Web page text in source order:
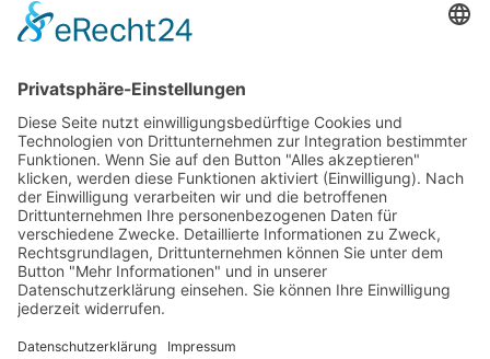
Personen
Nationale Kooperationen
L.E.V.
Nachlese
Soziales Engagement
Materialien und Links
Personen
Kontakt
ÖKOLOG/PILGRIM
Aktuelles
Materialien & Links
Landes-ARGE-Lehrer:innengesundheit